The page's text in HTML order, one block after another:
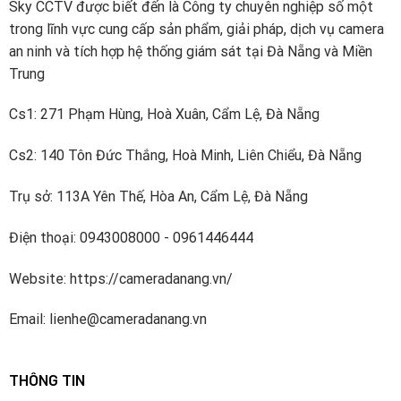
Năm 2002, Dahua trở thành công ty đầu tiên ở Trung
Quốc ra mắt máy quay video kỹ thuật số nhúng 8 kênh
thời gian thực. Kể từ đó, công ty đã tiếp tục đầu tư
mới và đổi mới.
Dahua đã đầu tư khoảng 10% doanh thu bán hàng hàng
nghiên cứu – Viện công nghệ tiên tiến, Viện dữ liệu lớn,
cấp cao làm việc về các công nghệ tiên tiến trong AI,
phần mềm và các công nghệ khác. Dahua đã đăng ký
hơn 1700 bằng sáng chế.
ninh hàng đầu thế giới được xếp hạng bởi A&S
Sky CCTV được biết đến là Công ty chuyên nghiệp số một
trong lĩnh vực cung cấp sản phẩm, giải pháp, dịch vụ camera
an ninh và tích hợp hệ thống giám sát tại Đà Nẵng và Miền
Trung
Cs1: 271 Phạm Hùng, Hoà Xuân, Cẩm Lệ, Đà Nẵng
Cs2: 140 Tôn Đức Thắng, Hoà Minh, Liên Chiểu, Đà Nẵng
Trụ sở: 113A Yên Thế, Hòa An, Cẩm Lệ, Đà Nẵng
Điện thoại: 0943008000 - 0961446444
Website: https://cameradanang.vn/
Email: lienhe@cameradanang.vn
THÔNG TIN